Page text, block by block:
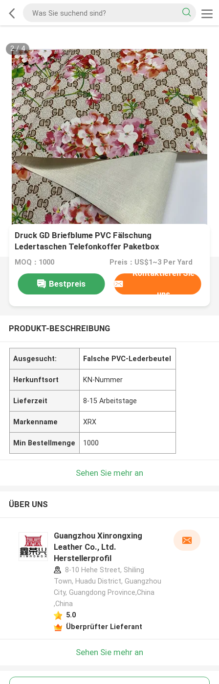
2/4
Druck GD Briefblume PVC Fälschung
Ledertaschen Telefonkoffer Paketbox
Ledergewebe
MOQ：1000 Preis：US$1~3 Per Yard
Bestpreis
Kontaktieren Sie
uns
PRODUKT-BESCHREIBUNG
Ausgesucht: Falsche PVC-Lederbeutel
Herkunftsort KN-Nummer
Lieferzeit 8-15 Arbeitstage
Markenname XRX
Min Bestellmenge 1000
Sehen Sie mehr an
ÜBER UNS
Guangzhou Xinrongxing
Leather Co., Ltd.
Herstellerprofil
8-10 Hehe Street, Shiling
Town, Huadu District, Guangzhou
City, Guangdong Province,China
,China
5.0
Überprüfter Lieferant
Sehen Sie mehr an